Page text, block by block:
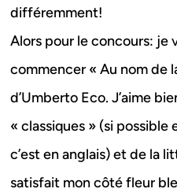
différemment!
Alors pour le concours: je
commencer « Au nom de
d’Umberto Eco. J’aime
« classiques » (si possible
c’est en anglais) et de la
satisfait mon côté fleur